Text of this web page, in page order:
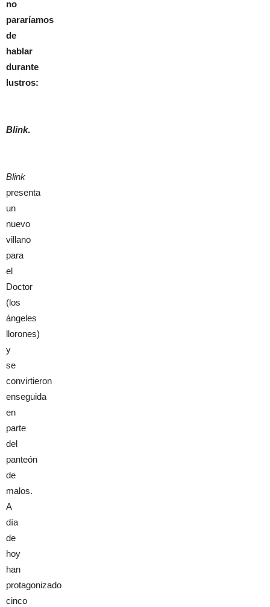
no
pararíamos
de
hablar
durante
lustros:
Blink.
Blink
presenta
un
nuevo
villano
para
el
Doctor
(los
ángeles
llorones)
y
se
convirtieron
enseguida
en
parte
del
panteón
de
malos.
A
día
de
hoy
han
protagonizado
cinco